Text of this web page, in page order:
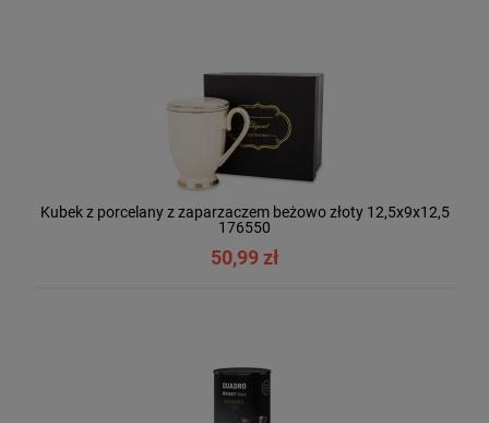
Kubek z porcelany z zaparzaczem beżowo złoty 12,5x9x12,5
176550
50,99 zł